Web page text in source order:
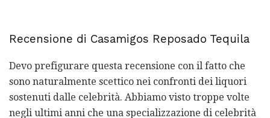
Recensione di Casamigos Reposado Tequila
Devo prefigurare questa recensione con il fatto che
sono naturalmente scettico nei confronti dei liquori
sostenuti dalle celebrità. Abbiamo visto troppe volte
negli ultimi anni che una specializzazione di celebrità